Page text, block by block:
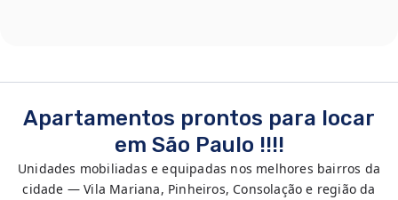
Apartamentos prontos para locar
em São Paulo !!!!
Unidades mobiliadas e equipadas nos melhores bairros da
cidade — Vila Mariana, Pinheiros, Consolação e região da